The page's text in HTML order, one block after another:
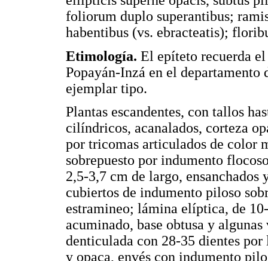
foliorum duplo superantibus;
habentibus (vs. ebracteatis);
Etimología. El epíteto recuerda
Popayán-Inzá en el
ejemplar tipo.
Plantas escandentes, con tallos
cilíndricos, acanalados, corteza
por tricomas articulados de color
sobrepuesto por indumento
2,5-3,7 cm de largo, ensanchados
cubiertos de indumento piloso
estramineo; lámina elíptica, de
acuminado, base obtusa y
denticulada con 28-35 dientes
y opaca, envés con indumento